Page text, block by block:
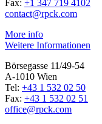
Fax: +1 347 719 4102
contact@rpck.com
More info
Weitere Informationen
Börsegasse 11/49-54
A-1010 Wien
Tel: +43 1 532 02 50
Fax: +43 1 532 02 51
office@rpck.com